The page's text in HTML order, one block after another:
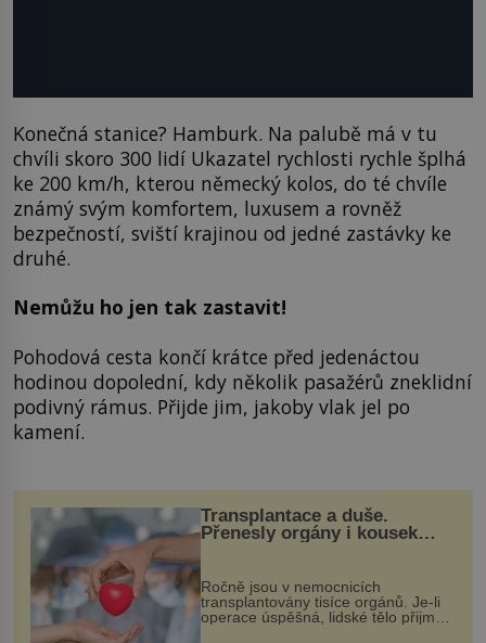
Konečná stanice? Hamburk. Na palubě má v tu
chvíli skoro 300 lidí Ukazatel rychlosti rychle šplhá
ke 200 km/h, kterou německý kolos, do té chvíle
známý svým komfortem, luxusem a rovněž
bezpečností, sviští krajinou od jedné zastávky ke
druhé.
Nemůžu ho jen tak zastavit!
Pohodová cesta končí krátce před jedenáctou
hodinou dopolední, kdy několik pasažérů zneklidní
podivný rámus. Přijde jim, jakoby vlak jel po
kamení.
Transplantace a duše.
Přenesly orgány i kousek
Ročně jsou v nemocnicích
transplantovány tisíce orgánů. Je-li
operace úspěšná, lidské tělo přijme